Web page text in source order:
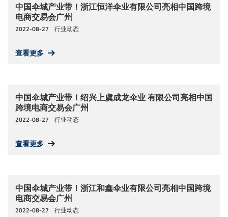
中国伞城产业带！浙江恒洋伞业有限公司亮相中国跨境
电商交易会广州
2022-08-27 行业动态
查看更多
中国伞城产业带！绍兴上虞成龙伞业 有限公司亮相中国
跨境电商交易会广州
2022-08-27 行业动态
查看更多
中国伞城产业带！浙江和鑫伞业有限公司亮相中国跨境
电商交易会广州
2022-08-27 行业动态